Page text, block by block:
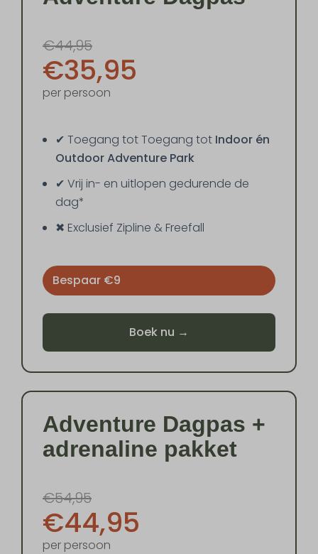
€44,95
€35,95
per persoon
✔ Toegang tot Toegang tot Indoor én
Outdoor Adventure Park
✔ Vrij in- en uitlopen gedurende de
dag*
✖ Exclusief Zipline & Freefall
Bespaar €9
Boek nu →
Adventure Dagpas +
adrenaline pakket
€54,95
€44,95
per persoon